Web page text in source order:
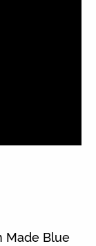
Made Blue